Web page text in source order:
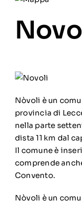
Nòvoli è un
provincia di
nella parte
dista 11 km dal
Il comune è
comprende
Convento.
Nòvoli è un